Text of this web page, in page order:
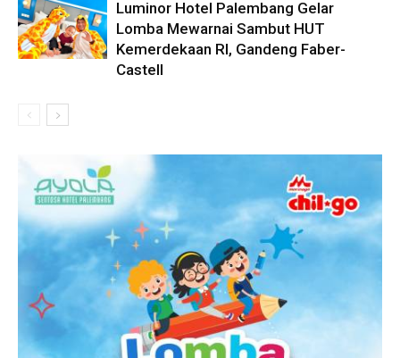
Luminor Hotel Palembang Gelar
Lomba Mewarnai Sambut HUT
Kemerdekaan RI, Gandeng Faber-
Castell